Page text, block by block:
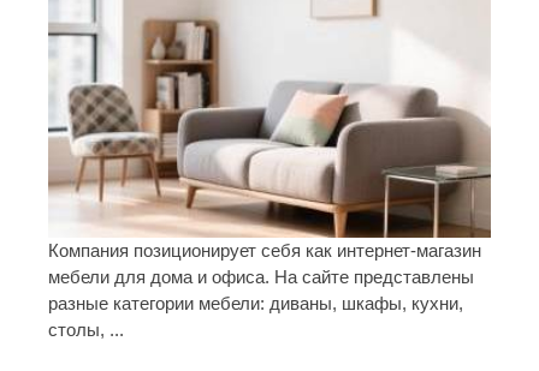
Компания позиционирует себя как интернет-магазин
мебели для дома и офиса. На сайте представлены
разные категории мебели: диваны, шкафы, кухни,
столы, ...